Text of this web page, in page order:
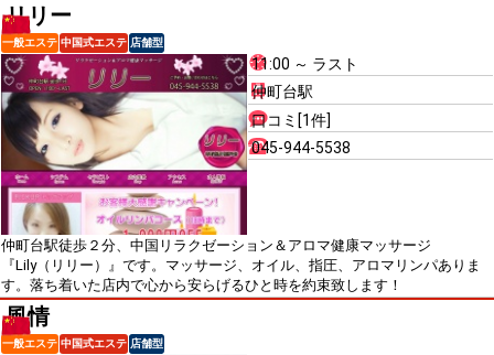
リリー
一般エステ 中国式エステ 店舗型
11:00 ～ ラスト
仲町台駅
口コミ[1件]
045-944-5538
仲町台駅徒歩２分、中国リラクゼーション＆アロマ健康マッサージ
『Lily（リリー）』です。マッサージ、オイル、指圧、アロマリンパありま
す。落ち着いた店内で心から安らげるひと時を約束致します！
風情
一般エステ 中国式エステ 店舗型